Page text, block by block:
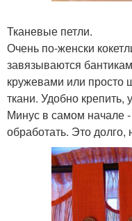
Тканевые петли.
Очень по-женски
завязываются
кружевами или просто
ткани. Удобно крепить,
Минус в самом начале
обработать. Это долго,